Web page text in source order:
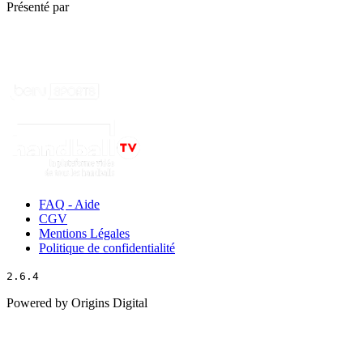
Présenté par
FAQ - Aide
CGV
Mentions Légales
Politique de confidentialité
2.6.4
Powered by Origins Digital